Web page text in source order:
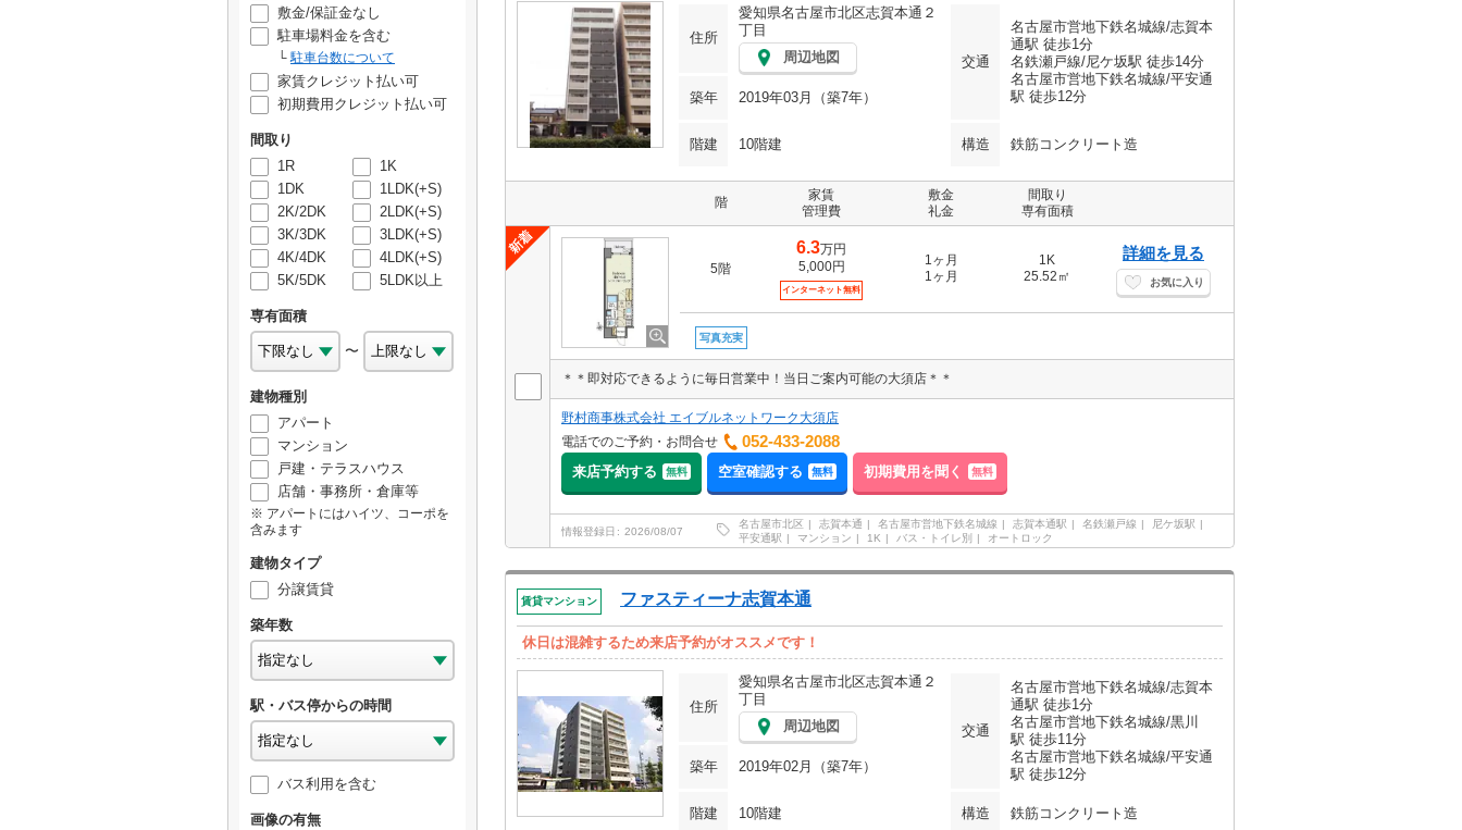
敷金/保証金なし
駐車場料金を含む
駐車台数について
家賃クレジット払い可
初期費用クレジット払い可
間取り
1R
1K
1DK
1LDK(+S)
2K/2DK
2LDK(+S)
3K/3DK
3LDK(+S)
4K/4DK
4LDK(+S)
5K/5DK
5LDK以上
専有面積
〜
建物種別
アパート
マンション
戸建・テラスハウス
店舗・事務所・倉庫等
アパートにはハイツ、コーポを
含みます
建物タイプ
分譲賃貸
築年数
駅・バス停からの時間
バス利用を含む
画像の有無
住所
愛知県名古屋市北区志賀本通２
丁目
周辺地図
交通
名古屋市営地下鉄名城線/志賀本
通駅 徒歩1分
名鉄瀬戸線/尼ケ坂駅 徒歩14分
名古屋市営地下鉄名城線/平安通
駅 徒歩12分
築年 2019年03月（築7年）
階建 10階建 構造 鉄筋コンクリート造
階
家賃
管理費
敷金
礼金
間取り
専有面積
5階
6.3万円
5,000円
インターネット無料
1ヶ月
1ヶ月
1K
25.52㎡
詳細を見る
お気に入り
写真充実
＊＊即対応できるように毎日営業中！当日ご案内可能の大須店＊＊
野村商事株式会社 エイブルネットワーク大須店
電話でのご予約・お問合せ
052-433-2088
来店予約する 無料 空室確認する 無料 初期費用を聞く 無料
情報登録日 2026/08/07
名古屋市北区 志賀本通 名古屋市営地下鉄名城線 志賀本通駅 名鉄瀬戸線
尼ケ坂駅
平安通駅
マンション 1K バス・トイレ別 オートロック
賃貸マンション ファスティーナ志賀本通
休日は混雑するため来店予約がオススメです！
住所
愛知県名古屋市北区志賀本通２
丁目
周辺地図
交通
名古屋市営地下鉄名城線/志賀本
通駅 徒歩1分
名古屋市営地下鉄名城線/黒川
駅 徒歩11分
名古屋市営地下鉄名城線/平安通
駅 徒歩12分
築年 2019年02月（築7年）
階建 10階建 構造 鉄筋コンクリート造